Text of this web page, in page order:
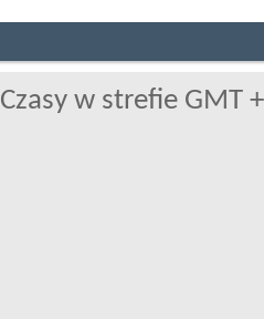
Czasy w strefie GMT